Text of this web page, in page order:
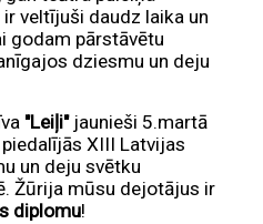
veltījuši daudz laika un
godam pārstāvētu
dziesmu un deju
"Leiļi"jaunieši 5.martā
XIII Latvijas
un deju svētku
Žūrija mūsu dejotājus ir
diplomu!